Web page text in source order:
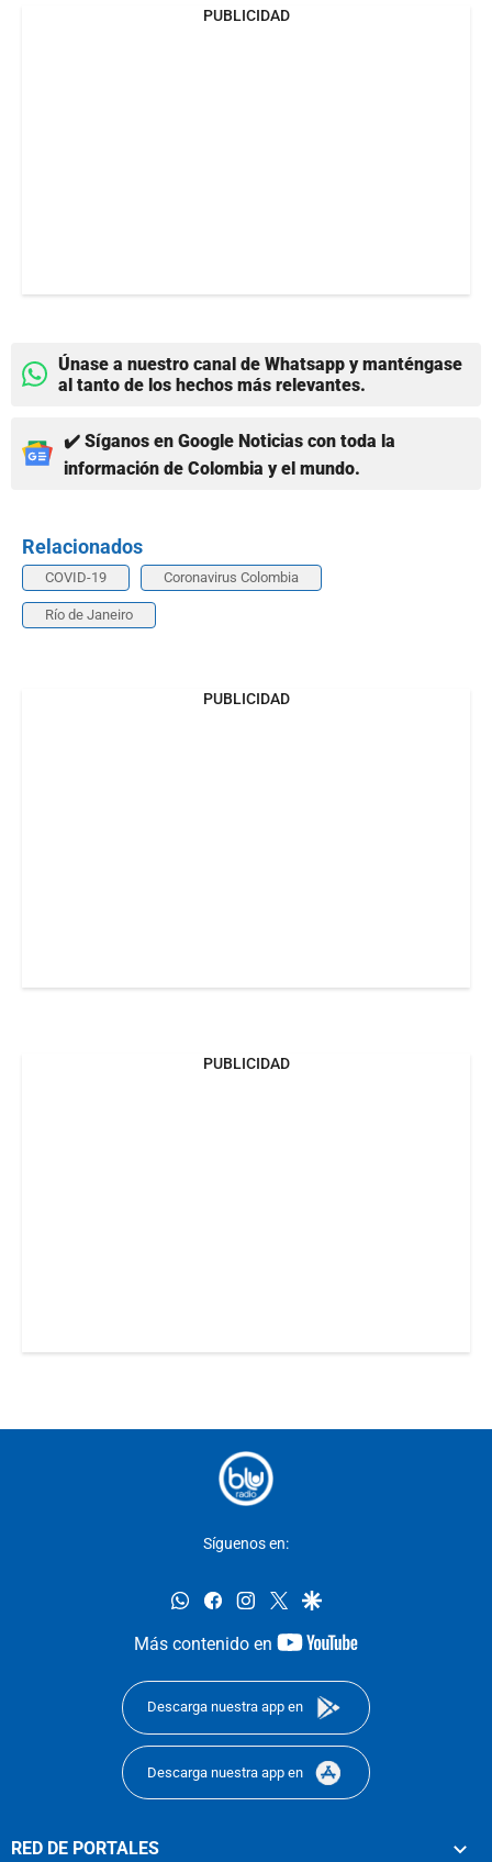
PUBLICIDAD
Únase a nuestro canal de Whatsapp y manténgase
al tanto de los hechos más relevantes.
✔️ Síganos en Google Noticias con toda la
información de Colombia y el mundo.
Relacionados
COVID-19 Coronavirus Colombia
Río de Janeiro
PUBLICIDAD
PUBLICIDAD
Síguenos en:
whatsappfacebookinstagram
twittergoogle
Más contenido en
youtube-
Descarga nuestra app en
Descarga nuestra app en
RED DE PORTALES